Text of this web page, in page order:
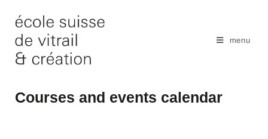
content
menu
Courses and events calendar